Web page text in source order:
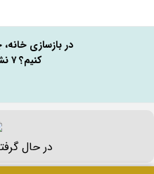
در بازسازی
کنیم؟ ۷ نشانه‌ای که نباید نادیده بگیرید
در حال